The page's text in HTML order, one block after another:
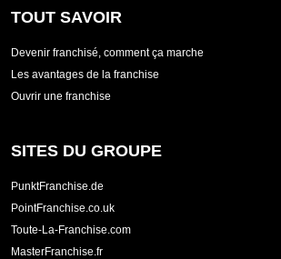
TOUT SAVOIR
Devenir franchisé, comment ça marche
Les avantages de la franchise
Ouvrir une franchise
SITES DU GROUPE
PunktFranchise.de
PointFranchise.co.uk
Toute-La-Franchise.com
MasterFranchise.fr